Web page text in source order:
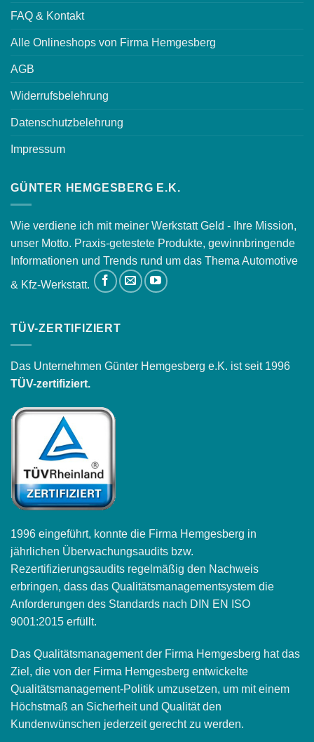
FAQ & Kontakt
Alle Onlineshops von Firma Hemgesberg
AGB
Widerrufsbelehrung
Datenschutzbelehrung
Impressum
GÜNTER HEMGESBERG E.K.
Wie verdiene ich mit meiner Werkstatt Geld - Ihre Mission,
unser Motto. Praxis-getestete Produkte, gewinnbringende
Informationen und Trends rund um das Thema Automotive
& Kfz-Werkstatt.
TÜV-ZERTIFIZIERT
Das Unternehmen Günter Hemgesberg e.K. ist seit 1996
TÜV-zertifiziert.
1996 eingeführt, konnte die Firma Hemgesberg in
jährlichen Überwachungsaudits bzw.
Rezertifizierungsaudits regelmäßig den Nachweis
erbringen, dass das Qualitätsmanagementsystem die
Anforderungen des Standards nach DIN EN ISO
9001:2015 erfüllt.
Das Qualitätsmanagement der Firma Hemgesberg hat das
Ziel, die von der Firma Hemgesberg entwickelte
Qualitätsmanagement-Politik umzusetzen, um mit einem
Höchstmaß an Sicherheit und Qualität den
Kundenwünschen jederzeit gerecht zu werden.